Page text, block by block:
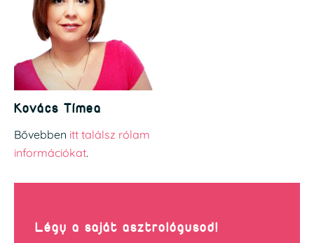
Kovács Tímea
Bővebben itt találsz rólam
információkat.
Légy a saját asztrológusod!